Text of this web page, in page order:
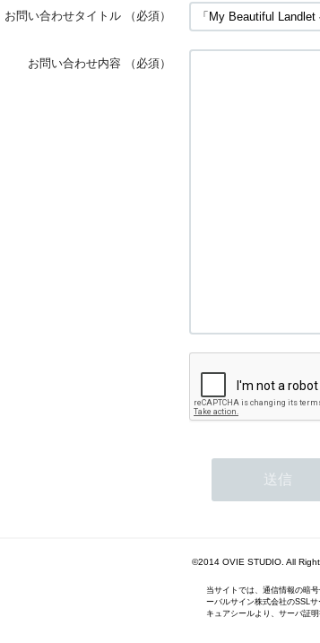
お問い合わせタイトル （必須）
お問い合わせ内容 （必須）
©2014 OVIE STUDIO. All Right
当サイトでは、通信情報の暗
ーバルサイン株式会社のSSL
キュアシールより、サーバ証